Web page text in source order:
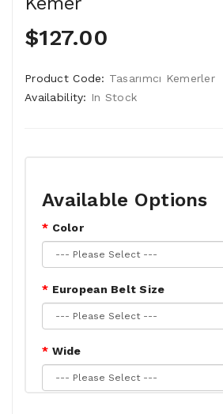
$127.00
Product Code: Tasarımcı Kemerler
Availability: In Stock
Available Options
Color
European Belt Size
Wide